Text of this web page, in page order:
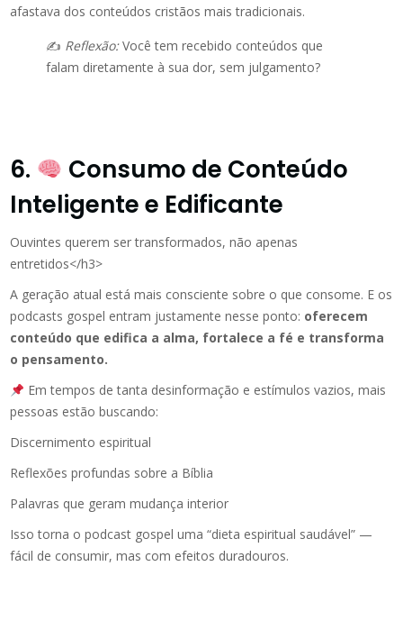
afastava dos conteúdos cristãos mais tradicionais.
✍️ Reflexão:Você tem recebido conteúdos que
falam diretamente à sua dor, sem julgamento?
6.
Consumo de Conteúdo
Inteligente e Edificante
Ouvintes querem ser transformados, não apenas
entretidos</h3>
A geração atual está mais consciente sobre o que consome. E os
podcasts gospel entram justamente nesse ponto: oferecem
conteúdo que edifica a alma, fortalece a fé e transforma
o pensamento.
Em tempos de tanta desinformação e estímulos vazios, mais
pessoas estão buscando:
Discernimento espiritual
Reflexões profundas sobre a Bíblia
Palavras que geram mudança interior
Isso torna o podcast gospel uma “dieta espiritual saudável” —
fácil de consumir, mas com efeitos duradouros.